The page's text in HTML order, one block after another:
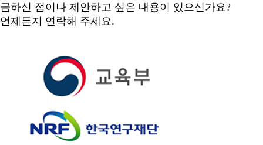
금하신 점이나 제안하고 싶은 내용이 있으신가요?
언제든지 연락해 주세요.